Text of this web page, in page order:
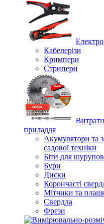
Кабелерізи
Кримпери
Стрипери
приладдя
Акумулятори та
садової техніки
Біти для
Бури
Диски
Корончасті
Мітчики та
Свердла
Фрези